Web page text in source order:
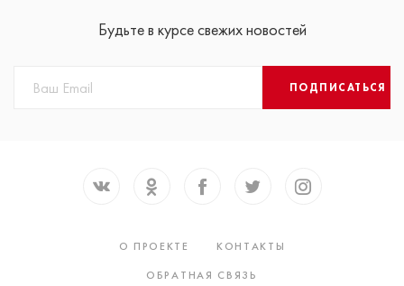
Будьте в курсе свежих новостей
ПОДПИСАТЬСЯ
О ПРОЕКТЕ
КОНТАКТЫ
ОБРАТНАЯ СВЯЗЬ